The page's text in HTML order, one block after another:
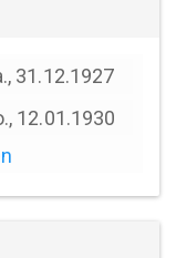
31.12.1927
12.01.1930